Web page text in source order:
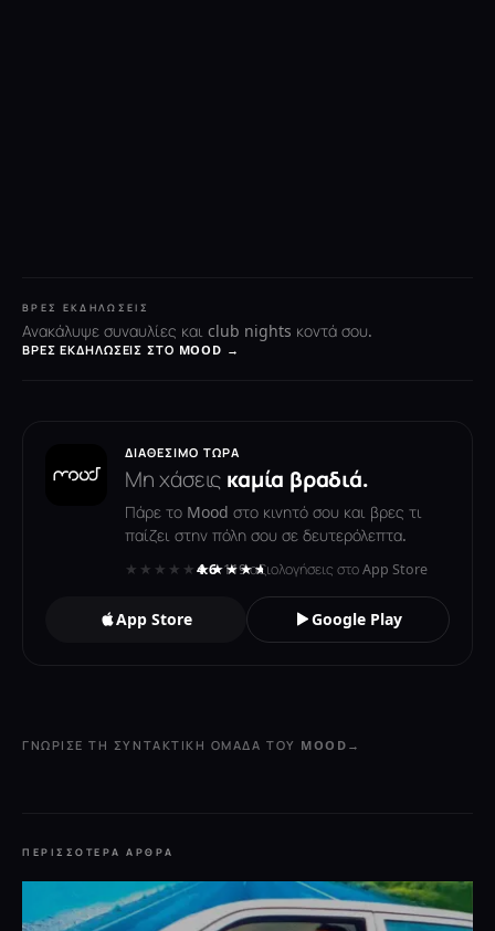
ΒΡΕΣ ΕΚΔΗΛΏΣΕΙΣ
Ανακάλυψε συναυλίες και club nights κοντά σου.
ΒΡΕΣ ΕΚΔΗΛΏΣΕΙΣ ΣΤΟ MOOD →
ΔΙΑΘΈΣΙΜΟ ΤΏΡΑ
Μη χάσεις καμία βραδιά.
Πάρε το Mood στο κινητό σου και βρες τι
παίζει στην πόλη σου σε δευτερόλεπτα.
★★★★★★★★★★
4.6· 119 αξιολογήσεις στο App Store
App Store Google Play
ΓΝΏΡΙΣΕ ΤΗ ΣΥΝΤΑΚΤΙΚΉ ΟΜΆΔΑ ΤΟΥ MOOD →
ΠΕΡΙΣΣΌΤΕΡΑ ΆΡΘΡΑ